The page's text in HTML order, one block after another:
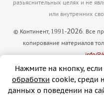
разьяснительных целях и не
или внутренних
© Континент, 1991-2026. Все
копирование материалов
Нажмите на кнопку, если
обработки cookie, cреди
данных о поведении на